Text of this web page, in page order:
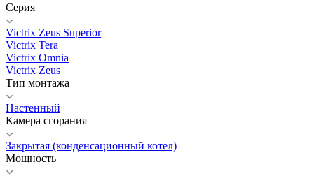
Серия
Victrix Zeus Superior
Victrix Tera
Victrix Omnia
Victrix Zeus
Тип монтажа
Настенный
Камера сгорания
Закрытая (конденсационный котел)
Мощность